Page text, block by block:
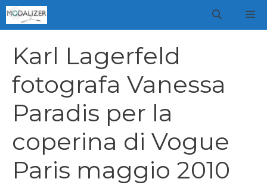
Vai
al
Karl Lagerfeld
fotografa Vanessa
Paradis per la
coperina di Vogue
Paris maggio 2010